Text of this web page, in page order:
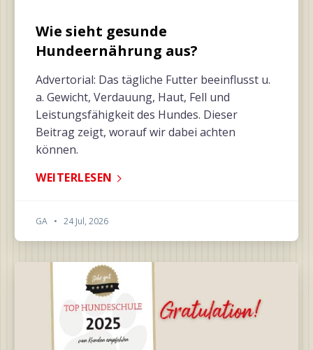
Wie sieht gesunde
Hundeernährung aus?
Advertorial: Das tägliche Futter beeinflusst u.
a. Gewicht, Verdauung, Haut, Fell und
Leistungsfähigkeit des Hundes. Dieser
Beitrag zeigt, worauf wir dabei achten
können.
WEITERLESEN
GA • 24 Jul, 2026